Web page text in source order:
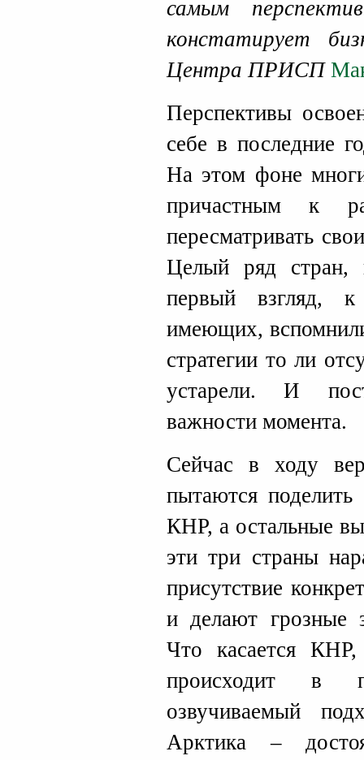
самым
констатирует
Центра ПРИСП
Перспективы
себе в последние
На этом фоне
причастным к
пересматривать
Целый ряд
первый взгляд,
имеющих,
стратегии то ли
устарели. И
важности момента.
Сейчас в ходу
пытаются
КНР, а остальные
эти три страны
присутствие
и делают грозные
Что касается
происходит в
озвучиваемый
Арктика –